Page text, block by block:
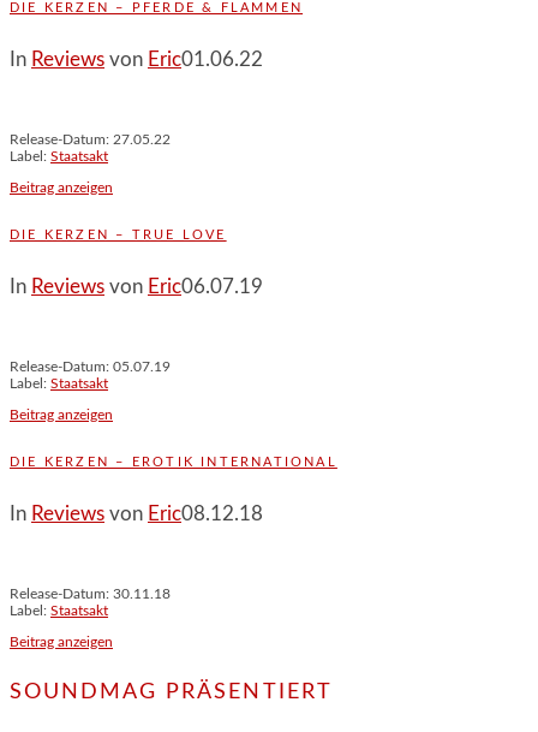
DIE KERZEN – PFERDE & FLAMMEN
In Reviews von Eric01.06.22
Release-Datum: 27.05.22
Label: Staatsakt
Beitrag anzeigen
DIE KERZEN – TRUE LOVE
In Reviews von Eric06.07.19
Release-Datum: 05.07.19
Label: Staatsakt
Beitrag anzeigen
DIE KERZEN – EROTIK INTERNATIONAL
In Reviews von Eric08.12.18
Release-Datum: 30.11.18
Label: Staatsakt
Beitrag anzeigen
SOUNDMAG PRÄSENTIERT